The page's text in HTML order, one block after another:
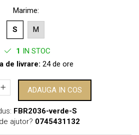
Marime:
S M
1 IN STOC
de livrare: 24 de ore
ADAUGA IN COS
FBR2036-verde-S
ajutor? 0745431132